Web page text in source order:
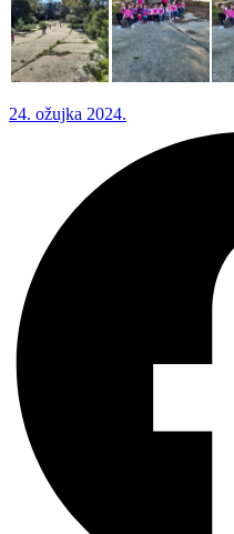
24. ožujka 2024.